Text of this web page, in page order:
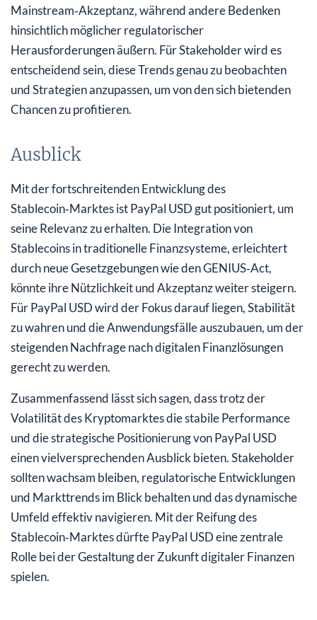
Mainstream‑Akzeptanz, während andere Bedenken
hinsichtlich möglicher regulatorischer
Herausforderungen äußern. Für Stakeholder wird es
entscheidend sein, diese Trends genau zu beobachten
und Strategien anzupassen, um von den sich bietenden
Chancen zu profitieren.
Ausblick
Mit der fortschreitenden Entwicklung des
Stablecoin‑Marktes ist PayPal USD gut positioniert, um
seine Relevanz zu erhalten. Die Integration von
Stablecoins in traditionelle Finanzsysteme, erleichtert
durch neue Gesetzgebungen wie den GENIUS‑Act,
könnte ihre Nützlichkeit und Akzeptanz weiter steigern.
Für PayPal USD wird der Fokus darauf liegen, Stabilität
zu wahren und die Anwendungsfälle auszubauen, um der
steigenden Nachfrage nach digitalen Finanzlösungen
gerecht zu werden.
Zusammenfassend lässt sich sagen, dass trotz der
Volatilität des Kryptomarktes die stabile Performance
und die strategische Positionierung von PayPal USD
einen vielversprechenden Ausblick bieten. Stakeholder
sollten wachsam bleiben, regulatorische Entwicklungen
und Markttrends im Blick behalten und das dynamische
Umfeld effektiv navigieren. Mit der Reifung des
Stablecoin‑Marktes dürfte PayPal USD eine zentrale
Rolle bei der Gestaltung der Zukunft digitaler Finanzen
spielen.